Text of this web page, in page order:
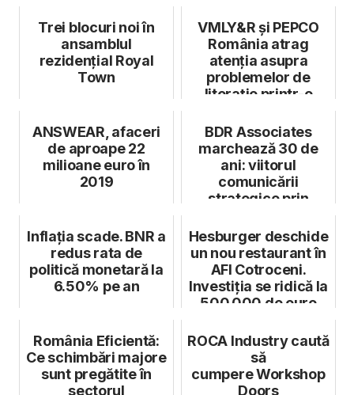
Trei blocuri noi în
ansamblul
rezidențial Royal
Town
VMLY&R și PEPCO
România atrag
atenția asupra
problemelor de
literație printr-o
B...
ANSWEAR, afaceri
de aproape 22
milioane euro în
2019
BDR Associates
marchează 30 de
ani: viitorul
comunicării
strategice prin
tehnologie, d...
Inflația scade. BNR a
redus rata de
politică monetară la
6.50% pe an
Hesburger deschide
un nou restaurant în
AFI Cotroceni.
Investiția se ridică la
500.000 de euro
România Eficientă:
Ce schimbări majore
sunt pregătite în
sectorul
ROCA Industry caută
să
cumpere Workshop
Doors